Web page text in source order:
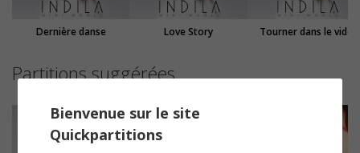
Dernière danse Love Story Tourner dans le vide
Partitions suggérées
Bienvenue sur le site
Quickpartitions